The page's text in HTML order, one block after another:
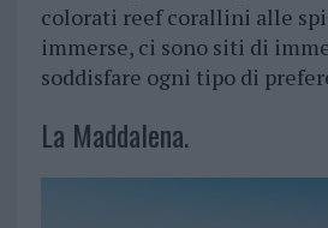
colorati reef corallini alle
immerse, ci sono siti di
soddisfare ogni tipo di
La Maddalena.